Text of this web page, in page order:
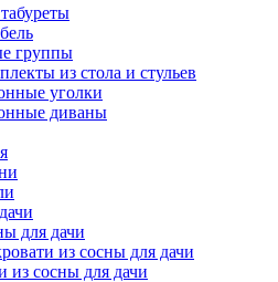
группы
из стола и стульев
уголки
диваны
для дачи
из сосны для дачи
из сосны для дачи